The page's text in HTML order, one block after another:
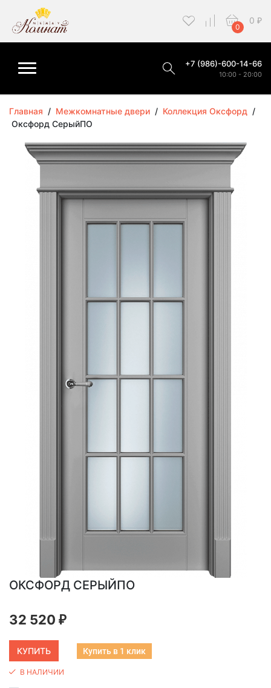
0
0 ₽
+7 (986)-600-14-66
10:00 - 20:00
Главная / Межкомнатные двери / Коллекция Оксфорд /
Оксфорд СерыйПО
ОКСФОРД СЕРЫЙПО
32 520 ₽
Купить в 1 клик
В НАЛИЧИИ